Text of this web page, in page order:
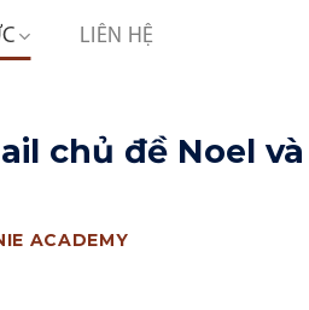
LIÊN HỆ
chủ đề Noel
ACADEMY